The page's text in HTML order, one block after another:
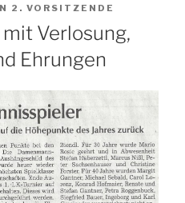
2. VORSITZENDE
Verlosung,
Ehrungen